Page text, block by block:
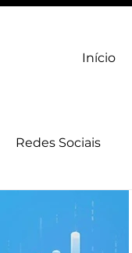
Início
Redes Sociais
Marca